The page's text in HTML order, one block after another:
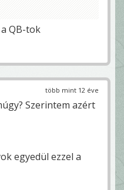
QB-tok
több mint 12 éve
Szerintem azért
egyedül ezzel a